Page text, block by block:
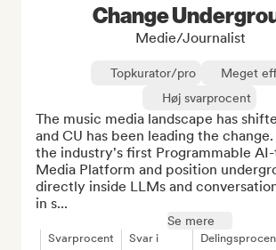
Change
Medie/journalist
Topkurator/pro
Meget
Høj svarprocent
The music media landscape has
and CU has been leading the
the industry's first Programmable
Media Platform and position
directly inside LLMs and
in s...
Se mere
Svarprocent Svar i